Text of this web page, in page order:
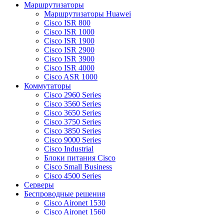
Маршрутизаторы
Маршрутизаторы Huawei
Cisco ISR 800
Cisco ISR 1000
Cisco ISR 1900
Cisco ISR 2900
Cisco ISR 3900
Cisco ISR 4000
Cisco ASR 1000
Коммутаторы
Cisco 2960 Series
Cisco 3560 Series
Cisco 3650 Series
Cisco 3750 Series
Cisco 3850 Series
Cisco 9000 Series
Cisco Industrial
Блоки питания Cisco
Cisco Small Business
Cisco 4500 Series
Серверы
Беспроводные решения
Cisco Aironet 1530
Cisco Aironet 1560